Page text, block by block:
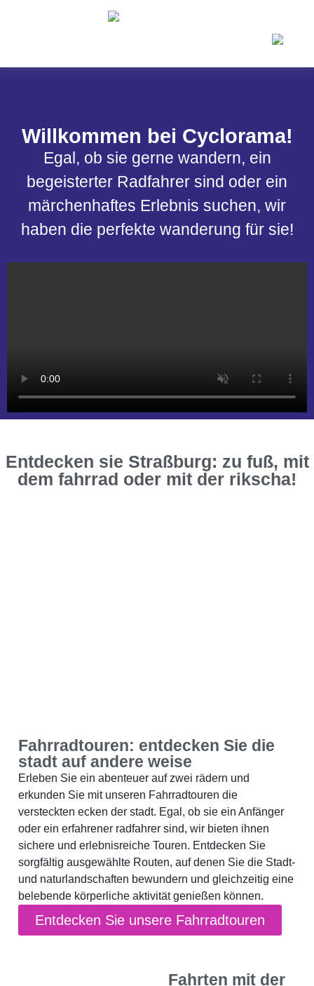
Willkommen bei Cyclorama!
Egal, ob sie gerne wandern, ein
begeisterter Radfahrer sind oder ein
märchenhaftes Erlebnis suchen, wir
haben die perfekte wanderung für sie!
Entdecken sie Straßburg: zu fuß, mit
dem fahrrad oder mit der rikscha!
Fahrradtouren: entdecken Sie die
stadt auf andere weise
Erleben Sie ein abenteuer auf zwei rädern und
erkunden Sie mit unseren Fahrradtouren die
versteckten ecken der stadt. Egal, ob sie ein Anfänger
oder ein erfahrener radfahrer sind, wir bieten ihnen
sichere und erlebnisreiche Touren. Entdecken Sie
sorgfältig ausgewählte Routen, auf denen Sie die Stadt-
und naturlandschaften bewundern und gleichzeitig eine
belebende körperliche aktivität genießen können.
Entdecken Sie unsere Fahrradtouren
Fahrten mit der